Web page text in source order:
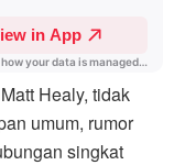
Healy, tidak
umum, rumor
singkat